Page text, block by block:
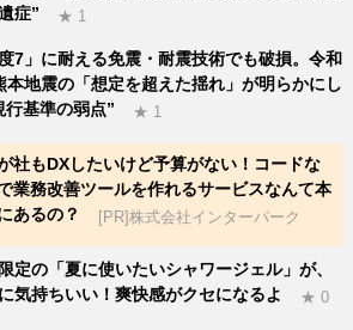
症”
★ 1
度7」に耐える免震・耐震技術でも破損。令和
本地震の「想定を超えた揺れ」が明らかにし
行基準の弱点”
★ 1
社もDXしたいけど予算がない！コードな
業務改善ツールを作れるサービスなんて本
あるの？
[PR]株式会社インターパーク
定の「夏に使いたいシャワージェル」が、
気持ちいい！爽快感がクセになるよ
★ 0